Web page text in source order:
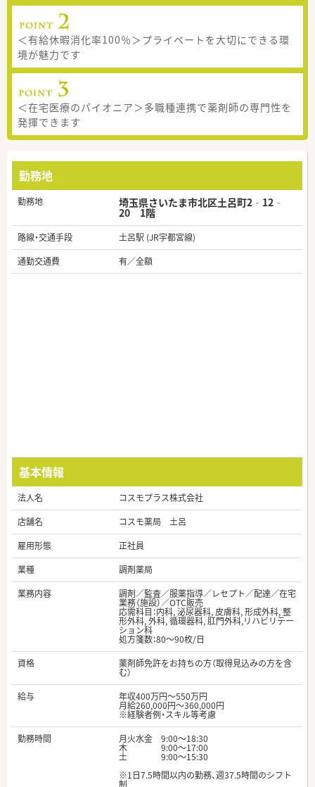
＜有給休暇消化率100％＞プライベートを大切にできる環
境が魅力です
＜在宅医療のパイオニア＞多職種連携で薬剤師の専門性を
発揮できます
勤務地
勤務地 埼玉県さいたま市北区土呂町2‐12‐
20 1階
路線・交通手段
土呂駅 (JR宇都宮線)
通勤交通費
有／全額
基本情報
法人名
コスモプラス株式会社
店舗名
コスモ薬局 土呂
雇用形態
正社員
業種
調剤薬局
業務内容
調剤／監査／服薬指導／レセプト／配達／在宅
業務（施設）／OTC販売
応需科目：内科, 泌尿器科, 皮膚科, 形成外科, 整
形外科, 外科, 循環器科, 肛門外科,リハビリテー
ション科
処方箋数：80～90枚/日
資格
薬剤師免許をお持ちの方（取得見込みの方を含
む）
給与
年収400万円～550万円
月給260,000円～360,000円
※経験者例・スキル等考慮
勤務時間
月火水金 9:00〜18:30
木 9:00～17:00
土 9:00〜15:30
※1日7.5時間以内の勤務、週37.5時間のシフト
制